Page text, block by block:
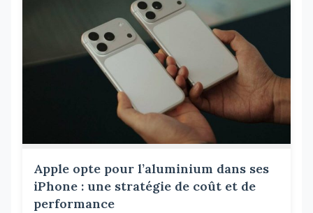
Apple opte pour l’aluminium dans ses
iPhone : une stratégie de coût et de
performance